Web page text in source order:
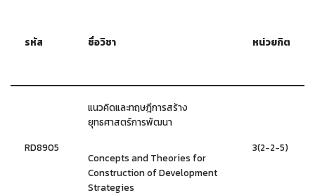
รหัส ชื่อวิชา หน่วยกิต
RD8905
แนวคิดและทฤษฎีการสร้าง
ยุทธศาสตร์การพัฒนา
Concepts and Theories for
Construction of Development
Strategies
3(2-2-5)